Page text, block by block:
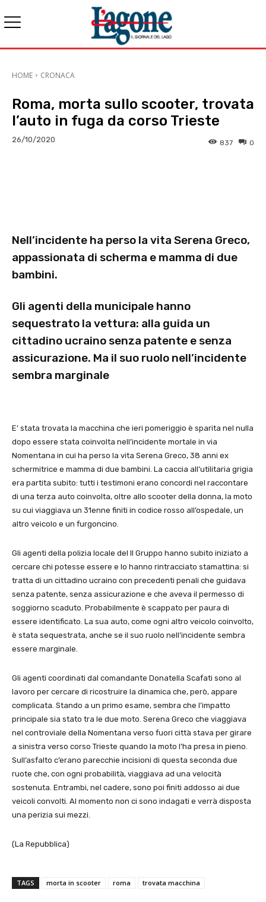
HOME CRONACA
Roma, morta sullo scooter, trovata
l’auto in fuga da corso Trieste
26/10/2020 0
837
Nell’incidente ha perso la vita Serena Greco,
appassionata di scherma e mamma di due
bambini.
Gli agenti della municipale hanno
sequestrato la vettura: alla guida un
cittadino ucraino senza patente e senza
assicurazione. Ma il suo ruolo nell’incidente
sembra marginale
E’ stata trovata la macchina che ieri pomeriggio è sparita nel nulla
dopo essere stata coinvolta nell’incidente mortale in via
Nomentana in cui ha perso la vita Serena Greco, 38 anni ex
schermitrice e mamma di due bambini. La caccia all’utilitaria grigia
era partita subito: tutti i testimoni erano concordi nel raccontare
di una terza auto coinvolta, oltre allo scooter della donna, la moto
su cui viaggiava un 31enne finiti in codice rosso all’ospedale, un
altro veicolo e un furgoncino.
Gli agenti della polizia locale del II Gruppo hanno subito iniziato a
cercare chi potesse essere e lo hanno rintracciato stamattina: si
tratta di un cittadino ucraino con precedenti penali che guidava
senza patente, senza assicurazione e che aveva il permesso di
soggiorno scaduto. Probabilmente è scappato per paura di
essere identificato. La sua auto, come ogni altro veicolo coinvolto,
è stata sequestrata, anche se il suo ruolo nell’incidente sembra
essere marginale.
Gli agenti coordinati dal comandante Donatella Scafati sono al
lavoro per cercare di ricostruire la dinamica che, però, appare
complicata. Stando a un primo esame, sembra che l’impatto
principale sia stato tra le due moto. Serena Greco che viaggiava
nel controviale della Nomentana verso fuori città stava per girare
a sinistra verso corso Trieste quando la moto l’ha presa in pieno.
Sull’asfalto c’erano parecchie incisioni di questa seconda due
ruote che, con ogni probabilità, viaggiava ad una velocità
sostenuta. Entrambi, nel cadere, sono poi finiti addosso ai due
veicoli convolti. Al momento non ci sono indagati e verrà disposta
una perizia sui mezzi.
(La Repubblica)
TAGS morta in scooter roma trovata macchina